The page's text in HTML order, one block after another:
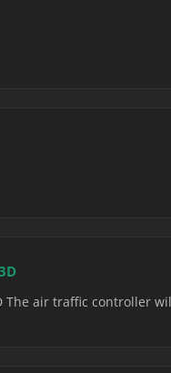
The air traffic controller